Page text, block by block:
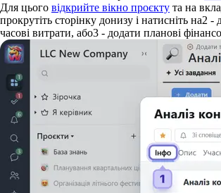
Для цього відкрийте вікно проєкту та на
прокрутіть сторінку донизу і натисніть на2 -
часові витрати, або3 - додати планові